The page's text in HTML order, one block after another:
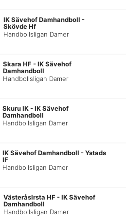
IK Sävehof Damhandboll -
Skövde Hf
Handbollsligan Damer
Skara HF -IK Sävehof
Damhandboll
Handbollsligan Damer
Skuru IK -IK Sävehof
Damhandboll
Handbollsligan Damer
IK Sävehof Damhandboll -Ystads
IF
Handbollsligan Damer
VästeråsIrsta HF -IK Sävehof
Damhandboll
Handbollsligan Damer